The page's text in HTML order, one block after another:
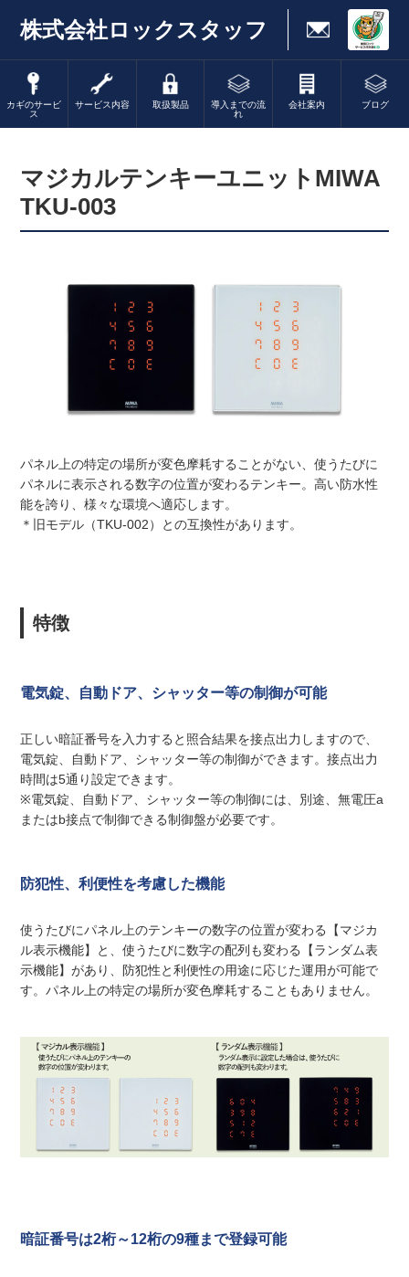
株式会社ロックスタッフ
カギのサービ
ス
サービス内容 取扱製品
導入までの流
れ
会社案内 ブログ
マジカルテンキーユニットMIWA
TKU-003
パネル上の特定の場所が変色摩耗することがない、使うたびに
パネルに表示される数字の位置が変わるテンキー。高い防水性
能を誇り、様々な環境へ適応します。
＊旧モデル（TKU-002）との互換性があります。
特徴
電気錠、自動ドア、シャッター等の制御が可能
正しい暗証番号を入力すると照合結果を接点出力しますので、
電気錠、自動ドア、シャッター等の制御ができます。接点出力
時間は5通り設定できます。
※電気錠、自動ドア、シャッター等の制御には、別途、無電圧a
またはb接点で制御できる制御盤が必要です。
防犯性、利便性を考慮した機能
使うたびにパネル上のテンキーの数字の位置が変わる【マジカ
ル表示機能】と、使うたびに数字の配列も変わる【ランダム表
示機能】があり、防犯性と利便性の用途に応じた運用が可能で
す。パネル上の特定の場所が変色摩耗することもありません。
暗証番号は2桁～12桁の9種まで登録可能